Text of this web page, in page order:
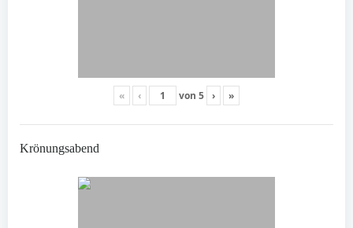
« ‹ von 5 › »
Krönungsabend